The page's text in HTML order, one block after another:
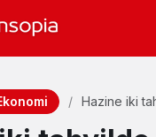
Hazine iki